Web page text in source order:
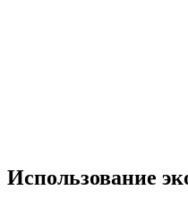
Использование